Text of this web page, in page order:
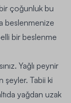
çoğunluk bu
beslenmenize
bir beslenme
Yağlı peynir
şeyler. Tabii ki
yağdan uzak